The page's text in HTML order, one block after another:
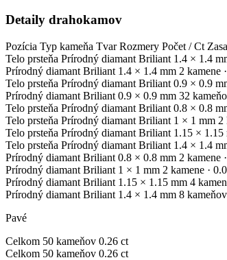
Detaily drahokamov
Pozícia Typ kameňa Tvar Rozmery Počet / Ct
Telo prsteňa Prírodný diamant Briliant 1.4 × 1.4
Prírodný diamant Briliant 1.4 × 1.4 mm 2 kamene
Telo prsteňa Prírodný diamant Briliant 0.9 × 0.9
Prírodný diamant Briliant 0.9 × 0.9 mm 32
Telo prsteňa Prírodný diamant Briliant 0.8 × 0.8
Telo prsteňa Prírodný diamant Briliant 1 × 1 mm 2
Telo prsteňa Prírodný diamant Briliant 1.15 × 1.15
Telo prsteňa Prírodný diamant Briliant 1.4 × 1.4
Prírodný diamant Briliant 0.8 × 0.8 mm 2 kamene
Prírodný diamant Briliant 1 × 1 mm 2 kamene ·
Prírodný diamant Briliant 1.15 × 1.15 mm 4
Prírodný diamant Briliant 1.4 × 1.4 mm 8 kameňov
Pavé
Celkom 50 kameňov 0.26 ct
Celkom 50 kameňov 0.26 ct